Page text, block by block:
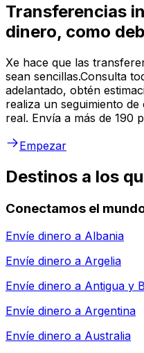
Transferencias
dinero, como
Xe hace que las
sean sencillas.Consulta
adelantado, obtén
realiza un seguimiento
real. Envía a más de 190
Empezar
Destinos a los
Conectamos el
Envíe dinero a Albania
Envíe dinero a Argelia
Envíe dinero a Antigua y
Envíe dinero a Argentina
Envíe dinero a Australia